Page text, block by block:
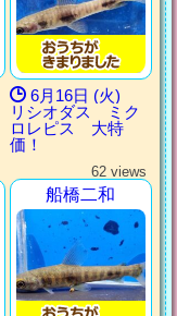
6月16日 (火)
リシオダス ミク
ロレピス 大特
価！
62 views
船橋二和